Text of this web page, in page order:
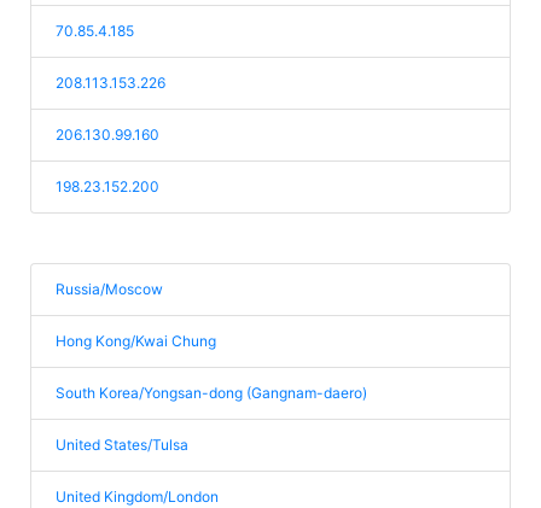
70.85.4.185
208.113.153.226
206.130.99.160
198.23.152.200
Russia/Moscow
Hong Kong/Kwai Chung
South Korea/Yongsan-dong (Gangnam-daero)
United States/Tulsa
United Kingdom/London